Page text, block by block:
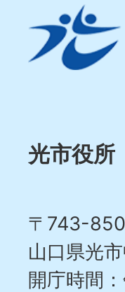
市
Hikari
光市役所
〒743-
山口県光
開庁時間